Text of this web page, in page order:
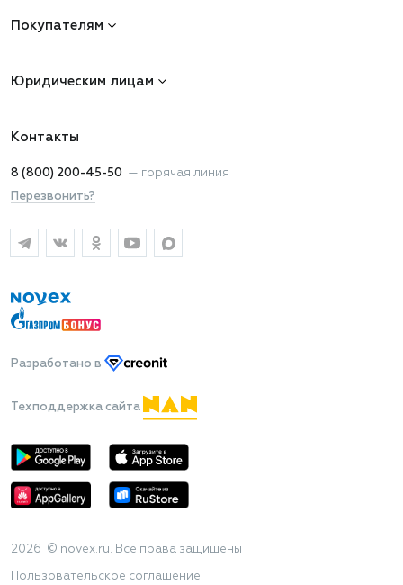
Покупателям
Юридическим лицам
Контакты
8 (800) 200-45-50 — горячая линия
Перезвонить?
Разработано в
Техподдержка сайта
2026 © novex.ru. Все права защищены
Пользовательское соглашение